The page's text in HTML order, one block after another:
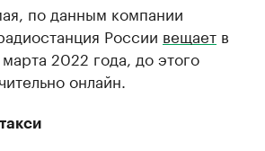
по данным компании
России вещает в
2022 года, до этого
онлайн.